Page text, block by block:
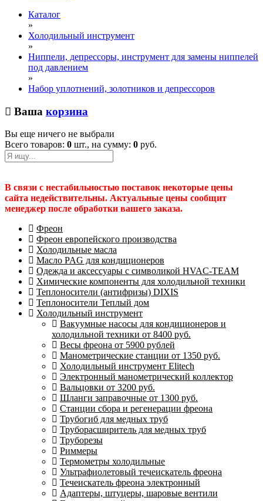
Каталог
»
Холодильный инструмент
»
Ниппели, депрессоры, инструмент для замены ниппелей
под давлением
»
Набор уплотнений, золотников и депрессоров
Ваша корзина
Вы еще ничего не выбрали
Всего товаров: 0 шт., на сумму: 0 руб.
В связи с нестабильностью поставок некоторые цены
сайта недействительны. Актуальные цены сообщит
менеджер после обработки вашего заказа.
Фреон
Фреон европейского производства
Холодильные масла
Масло PAG для кондиционеров
Одежда и аксессуары с символикой HVAC-TEAM
Химические компоненты для холодильной техники
Теплоносители (антифризы) DIXIS
Теплоносители Теплый дом
Холодильный инструмент
Вакуумные насосы для кондиционеров и
холодильной техники от 8400 руб.
Весы фреона от 5900 рублей
Манометрические станции от 1350 руб.
Холодильный инструмент Elitech
Электронный манометрический коллектор
Вальцовки от 3200 руб.
Шланги заправочные от 1300 руб.
Станции сбора и регенерации фреона
Трубогиб для медных труб
Труборасширитель для медных труб
Труборезы
Риммеры
Термометры холодильные
Ультрафиолетовый течеискатель фреона
Течеискатель фреона электронный
Адаптеры, штуцеры, шаровые вентили